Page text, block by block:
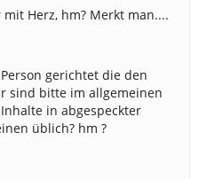
Herz, hm? Merkt man....
gerichtet die den
sind bitte im allgemeinen
in abgespeckter
üblich? hm ?